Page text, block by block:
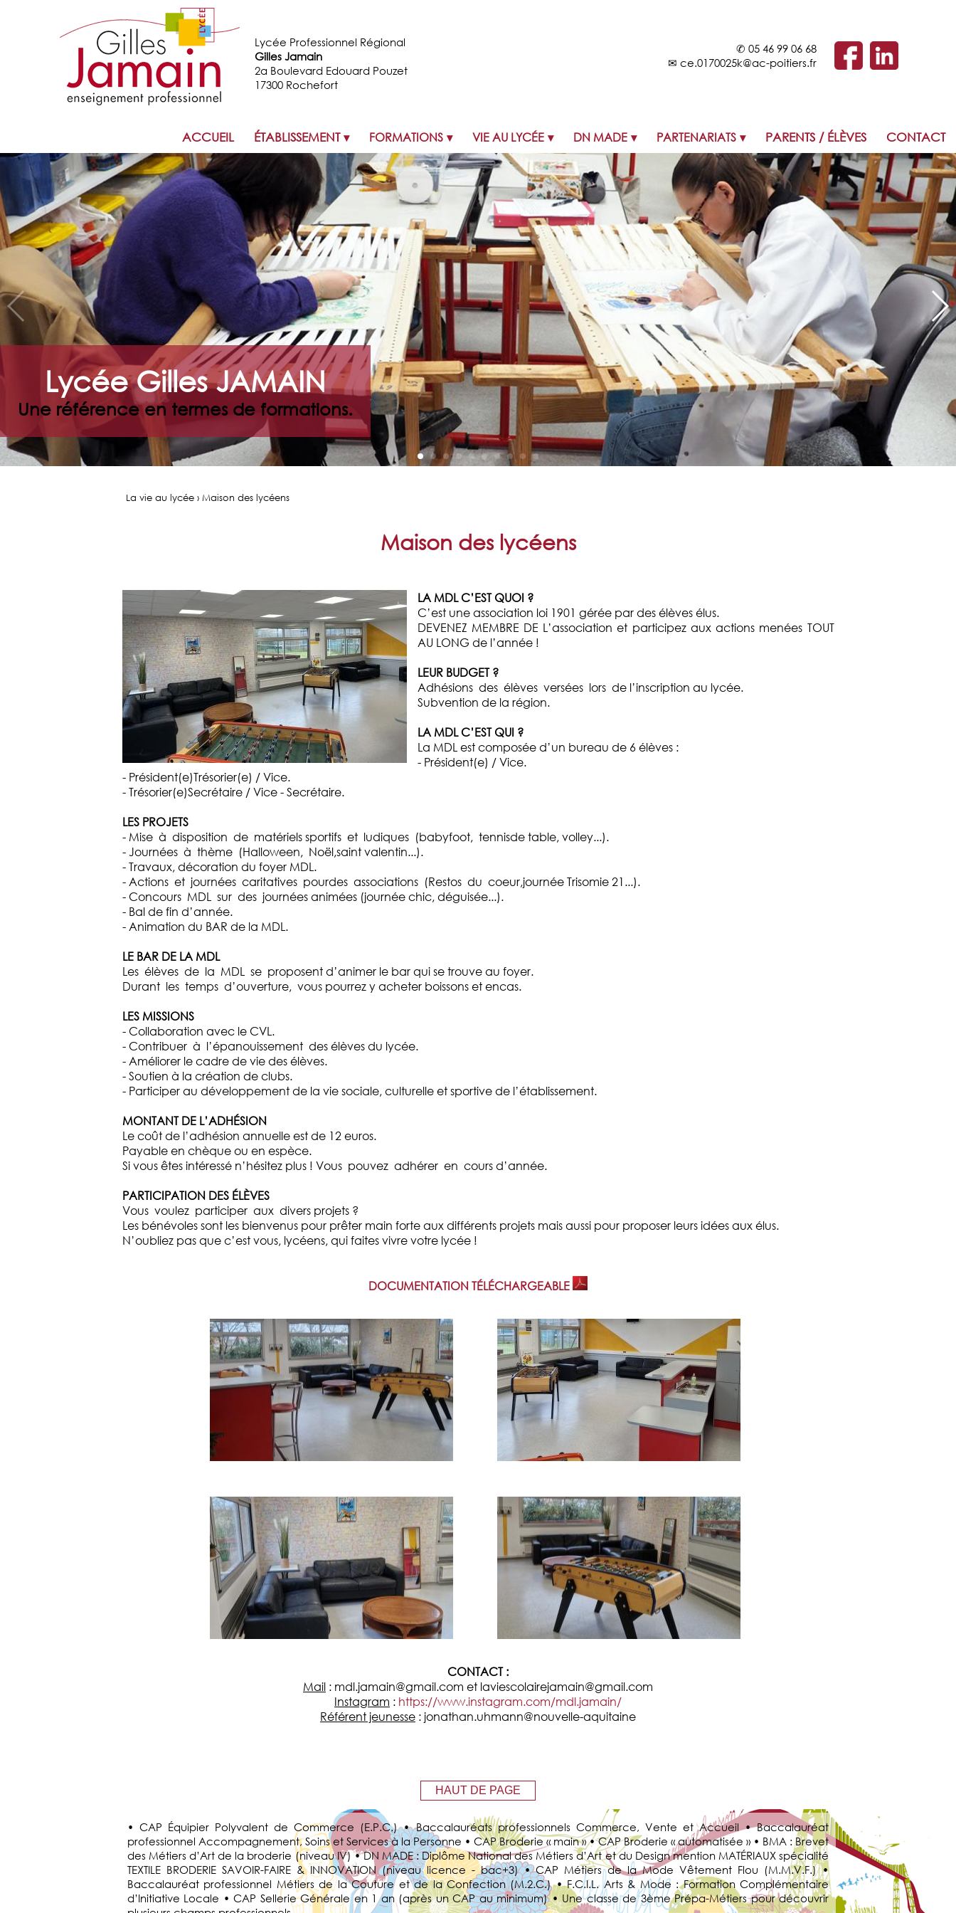
✆ 05 46 99 06 68
✉ ce.0170025k@ac-poitiers.fr
Lycée Professionnel Régional
Gilles Jamain
2a Boulevard Edouard Pouzet
17300 Rochefort
CONTACT
PARENTS / ÉLÈVES
PARTENARIATS
DN MADE
VIE AU LYCÉE
FORMATIONS
ÉTABLISSEMENT
ACCUEIL
Lycée Gilles JAMAIN
Une référence en termes de formations.
La vie au lycée › Maison des lycéens
Maison des lycéens
LA MDL C’EST QUOI ?
C’est une association loi 1901 gérée par des élèves élus.
DEVENEZ MEMBRE DE L’association et participez aux actions menées TOUT
AU LONG de l’année !
LEUR BUDGET ?
Adhésions des élèves versées lors de l’inscription au lycée.
Subvention de la région.
LA MDL C’EST QUI ?
La MDL est composée d’un bureau de 6 élèves :
- Président(e) / Vice.
- Président(e)Trésorier(e) / Vice.
- Trésorier(e)Secrétaire / Vice - Secrétaire.
LES PROJETS
- Mise à disposition de matériels sportifs et ludiques (babyfoot, tennisde table, volley...).
- Journées à thème (Halloween, Noël,saint valentin...).
- Travaux, décoration du foyer MDL.
- Actions et journées caritatives pourdes associations (Restos du coeur,journée Trisomie 21...).
- Concours MDL sur des journées animées (journée chic, déguisée...).
- Bal de fin d’année.
- Animation du BAR de la MDL.
LE BAR DE LA MDL
Les élèves de la MDL se proposent d’animer le bar qui se trouve au foyer.
Durant les temps d’ouverture, vous pourrez y acheter boissons et encas.
LES MISSIONS
- Collaboration avec le CVL.
- Contribuer à l’épanouissement des élèves du lycée.
- Améliorer le cadre de vie des élèves.
- Soutien à la création de clubs.
- Participer au développement de la vie sociale, culturelle et sportive de l’établissement.
MONTANT DE L’ADHÉSION
Le coût de l’adhésion annuelle est de 12 euros.
Payable en chèque ou en espèce.
Si vous êtes intéressé n’hésitez plus ! Vous pouvez adhérer en cours d’année.
PARTICIPATION DES ÉLÈVES
Vous voulez participer aux divers projets ?
Les bénévoles sont les bienvenus pour prêter main forte aux différents projets mais aussi pour proposer leurs idées aux élus.
N’oubliez pas que c’est vous, lycéens, qui faites vivre votre lycée !
DOCUMENTATION TÉLÉCHARGEABLE
CONTACT :
Mail : mdl.jamain@gmail.com et laviescolairejamain@gmail.com
Instagram : https://www.instagram.com/mdl.jamain/
Référent jeunesse : jonathan.uhmann@nouvelle-aquitaine
HAUT DE PAGE
• CAP Équipier Polyvalent de Commerce (E.P.C.) • Baccalauréats professionnels Commerce, Vente et Accueil • Baccalauréat
professionnel Accompagnement, Soins et Services à la Personne • CAP Broderie « main » • CAP Broderie « automatisée » • BMA : Brevet
des Métiers d’Art de la broderie (niveau IV) • DN MADE : Diplôme National des Métiers d’Art et du Design mention MATÉRIAUX spécialité
TEXTILE BRODERIE SAVOIR-FAIRE & INNOVATION (niveau licence - bac+3) • CAP Métiers de la Mode Vêtement Flou (M.M.V.F.) •
Baccalauréat professionnel Métiers de la Couture et de la Confection (M.2.C.) • F.C.I.L. Arts & Mode : Formation Complémentaire
d’Initiative Locale • CAP Sellerie Générale en 1 an (après un CAP au minimum) • Une classe de 3ème Prépa-Métiers pour découvrir